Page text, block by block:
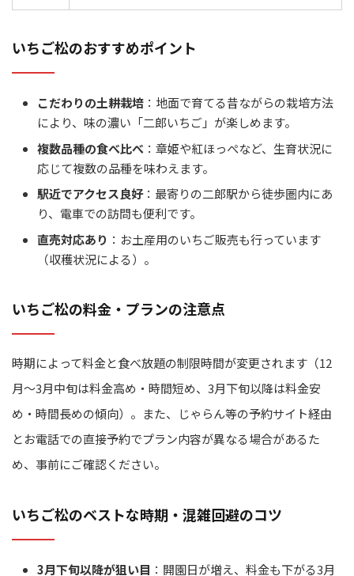
いちご松のおすすめポイント
こだわりの土耕栽培 ：地面で育てる昔ながらの栽培方法
により、味の濃い「二郎いちご」が楽しめます。
複数品種の食べ比べ ：章姫や紅ほっぺなど、生育状況に
応じて複数の品種を味わえます。
駅近でアクセス良好：最寄りの二郎駅から徒歩圏内にあ
り、電車での訪問も便利です。
直売対応あり ：お土産用のいちご販売も行っています
（収穫状況による）。
いちご松の料金・プランの注意点
時期によって料金と食べ放題の制限時間が変更されます（12
月～3月中旬は料金高め・時間短め、3月下旬以降は料金安
め・時間長めの傾向）。また、じゃらん等の予約サイト経由
とお電話での直接予約でプラン内容が異なる場合があるた
め、事前にご確認ください。
いちご松のベストな時期・混雑回避のコツ
3月下旬以降が狙い目 ：開園日が増え、料金も下がる3月